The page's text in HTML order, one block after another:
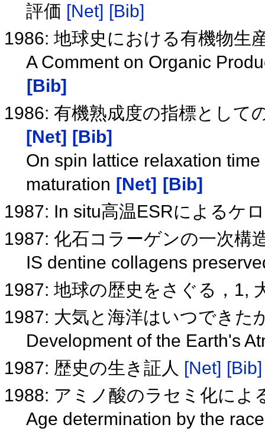
評価 [Net] [Bib]
1986: 地球史における有機物生
A Comment on Organic
[Bib]
1986: 有機熟成度の指標として
[Net] [Bib]
On spin lattice relaxation
maturation [Net] [Bib]
1987: In situ高温ESRによるケ
1987: 化石コラーゲンの一次構
IS dentine collagens
1987: 地球の歴史をさぐる，1,
1987: 大気と海洋はいつできた
Development of the Earth's
1987: 歴史の生き証人 [Net] [Bib]
1988: アミノ酸のラセミ化によ
Age determination by the